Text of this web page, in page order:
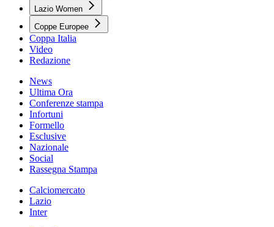
Lazio Women
Coppe Europee
Coppa Italia
Video
Redazione
News
Ultima Ora
Conferenze stampa
Infortuni
Formello
Esclusive
Nazionale
Social
Rassegna Stampa
Calciomercato
Lazio
Inter